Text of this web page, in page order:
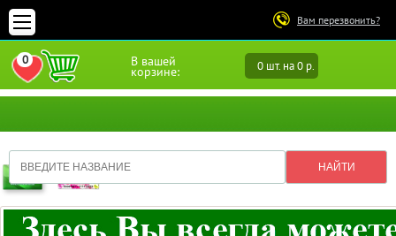
Вам перезвонить?
В вашей
корзине: 0 шт. на 0 р.
0
ПЕРЕЙТИ В ИЗБРАННОЕ